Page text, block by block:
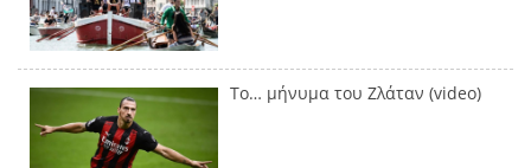
Το… μήνυμα του Ζλάταν (video)